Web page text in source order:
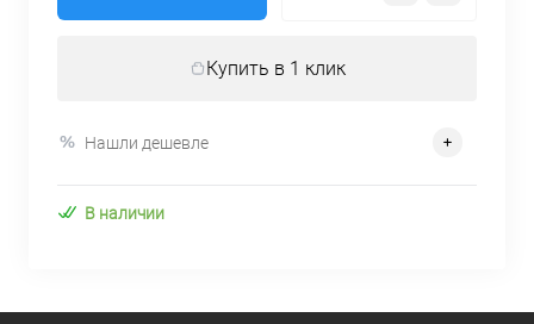
Купить в 1 клик
Нашли дешевле
В наличии